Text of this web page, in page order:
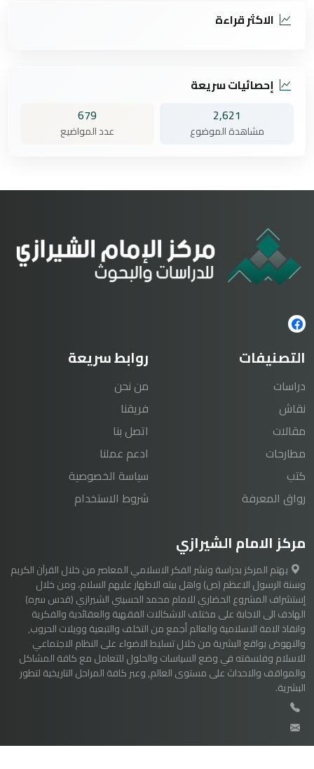
الاكثر قراءة
إحصائيات سريعة
2,621
مشاهدة الموضوع
679
عدد المواضيع
التصنيفات
دراسات
نقاش
مقالات
مطارحات
كتب
رواق المعرفة
روابط سريعة
من نحن
فريقنا
اتصل بنا
ادعم عملنا
سياسة الخصوصية
شروط الاستخدام
مركز الامام الشيرازي
يهتم المركز بدراسة ونشر الفكر الاسلامي المعاصر من خلال القرآن الكريم
وسنة الرسول الاعظم (ص) واهل بيته الاطهار عليهم السلام، ومن خلال
إستشراف المشروع الحضاري للامام محمد الحسيني الشيرازي (قدس سره)
الهادف الى الاجابة على مختلف الاشكالات الفقهية والعقائدية والفكرية
وانقاذ الامة الاسلامية والعالم أجمع من التخلف والتبعية وويلات الحروب,
والنهوض بواقع البشرية من خلال تسليط الاضواء على النظام الاجتماعي
للاسلام وفلسفته في وضع السياسات والحلول للتعامل مع كافة المشاكل
والمواقف والاحداث على مستوى العالم, وعبر كافة المراحل التاريخية لتطور
البشرية.